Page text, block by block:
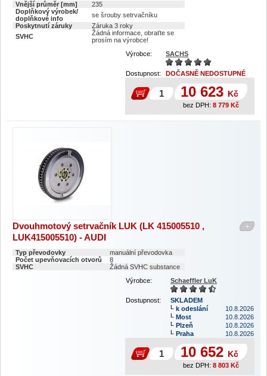
Vnější průměr [mm]
235
Doplňkový výrobek/
doplňkové info
se šrouby setrvačníku
Poskytnutí záruky
Záruka 3 roky
SVHC
Žádná informace, obraťte se
prosím na výrobce!
Výrobce:
SACHS
Dostupnost: DOČASNĚ NEDOSTUPNÉ
10 623 Kč
bez DPH: 8 779 Kč
+
Dvouhmotový setrvačník LUK (LK 415005510 ,
LUK415005510) - AUDI
Typ převodovky
manuální převodovka
Počet upevňovacích otvorů
8
SVHC
Žádná SVHC substance
Výrobce:
Schaeffler LuK
Dostupnost:
SKLADEM
k odeslání
10.8.2026
Most
10.8.2026
Plzeň
10.8.2026
Praha
10.8.2026
10 652 Kč
bez DPH: 8 803 Kč